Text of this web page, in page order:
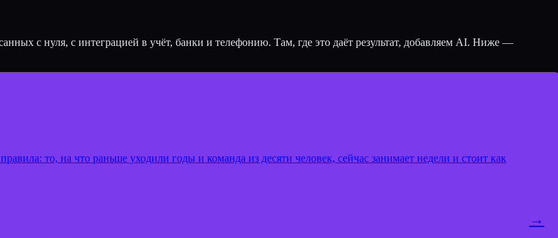
с нуля, с интеграцией в учёт, банки и телефонию. Там, где это даёт результат, добавляем AI. Ниже —
то, на что раньше уходили годы и команда из десяти человек, сейчас занимает недели и стоит как
→